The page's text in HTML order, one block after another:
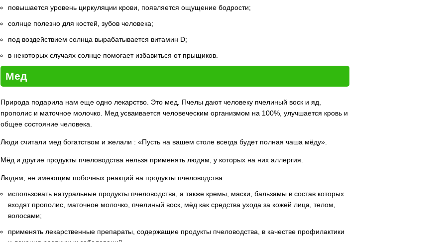
повышается уровень циркуляции крови, появляется ощущение бодрости;
солнце полезно для костей, зубов человека;
под воздействием солнца вырабатывается витамин D;
в некоторых случаях солнце помогает избавиться от прыщиков.
Мед
Природа подарила нам еще одно лекарство. Это мед. Пчелы дают человеку пчелиный воск и яд,
прополис и маточное молочко. Мед усваивается человеческим организмом на 100%, улучшается кровь и
общее состояние человека.
Люди считали мед богатством и желали : «Пусть на вашем столе всегда будет полная чаша мёду».
Мёд и другие продукты пчеловодства нельзя применять людям, у которых на них аллергия.
Людям, не имеющим побочных реакций на продукты пчеловодства:
использовать натуральные продукты пчеловодства, а также кремы, маски, бальзамы в состав которых
входят прополис, маточное молочко, пчелиный воск, мёд как средства ухода за кожей лица, телом,
волосами;
применять лекарственные препараты, содержащие продукты пчеловодства, в качестве профилактики